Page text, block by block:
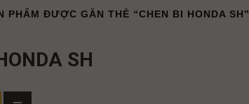
PHẨM ĐƯỢC GẮN THẺ “CHEN BI HONDA SH”
SH